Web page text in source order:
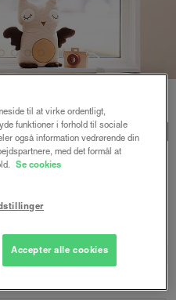
easylift
LUX
Læs opmålingsvejledningen
til at virke ordentligt,
funktioner i forhold til sociale
også information vedrørende din
med det formål at
Se cookies
Accepter alle cookies